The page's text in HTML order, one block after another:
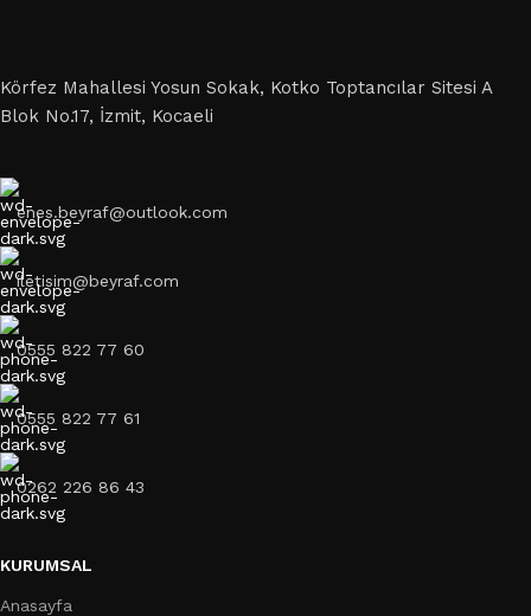
Körfez Mahallesi Yosun Sokak, Kotko Toptancılar Sitesi A
Blok No.17, İzmit, Kocaeli
enes.beyraf@outlook.com
iletisim@beyraf.com
0555 822 77 60
0555 822 77 61
0262 226 86 43
KURUMSAL
Anasayfa